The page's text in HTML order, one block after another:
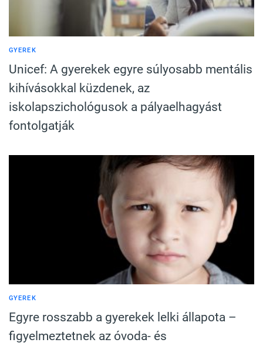
GYEREK
Unicef: A gyerekek egyre súlyosabb mentális
kihívásokkal küzdenek, az
iskolapszichológusok a pályaelhagyást
fontolgatják
GYEREK
Egyre rosszabb a gyerekek lelki állapota –
figyelmeztetnek az óvoda- és